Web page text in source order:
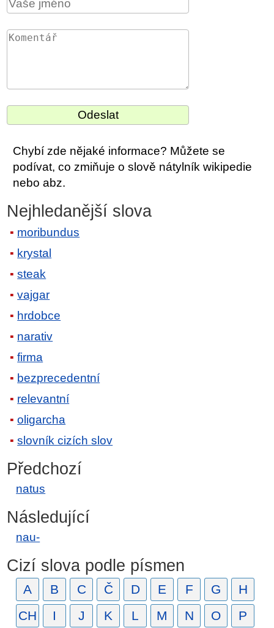
Chybí zde nějaké informace? Můžete se
podívat, co zmiňuje o slově nátylník wikipedie
nebo abz.
Nejhledanější slova
moribundus
krystal
steak
vajgar
hrdobce
narativ
firma
bezprecedentní
relevantní
oligarcha
slovník cizích slov
Předchozí
natus
Následující
nau-
Cizí slova podle písmen
A B C Č D E F G
H
CH
I J K L M N O P